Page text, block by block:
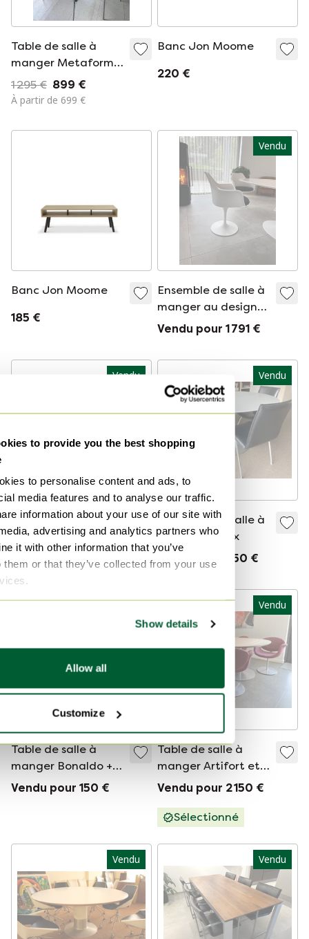
to provide you the best shopping
to personalise content and ads, to
media features and to analyse our traffic.
information about your use of our site with
advertising and analytics partners who
it with other information that you’ve
them or that they’ve collected from your use
Show details
Allow all
Customize
Table de salle à
manger Metaform
ORFIS avec 5x
chaises de salle à
1 295 € 899 €
À partir de 699 €
Banc Jon Moome
220 €
Banc Jon Moome
185 €
Vendu
Ensemble de salle à
manger au design
emblématique :
grande table tulipe
avec 6 chaises
tulipe (réplique)
Vendu pour 1 791 €
Vendu
Set de salle à
manger vintage en
bois de rose
Vendu pour 495 €
Vendu
Ensemble de salle à
manger Leolux
Vendu pour 350 €
Vendu
Table de salle à
manger Bonaldo +
4x chaises de salle à
manger Harvink
Vendu pour 150 €
Vendu
Table de salle à
manger Artifort et
six chaises Little
Tulip - 2005
Vendu pour 2 150 €
Sélectionné
Vendu Vendu